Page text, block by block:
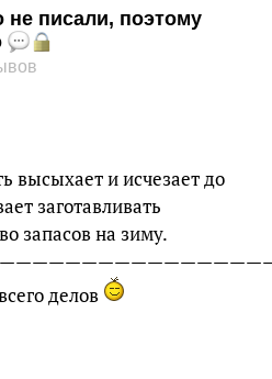
не писали, поэтому
высыхает и исчезает до
заготавливать
запасов на зиму.
делов